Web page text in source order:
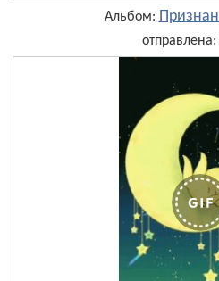
Альбом:
отправлена: